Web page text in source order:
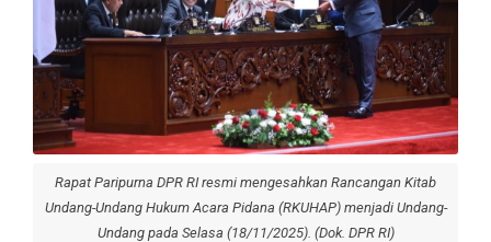
Rapat Paripurna DPR RI resmi mengesahkan Rancangan Kitab
Undang-Undang Hukum Acara Pidana (RKUHAP) menjadi Undang-
Undang pada Selasa (18/11/2025). (Dok. DPR RI)